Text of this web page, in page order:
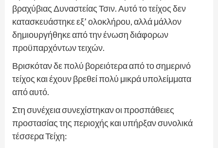
βραχύβιας Δυναστείας Τσιν. Αυτό το τείχος δεν
κατασκευάστηκε εξ’ ολοκλήρου, αλλά μάλλον
δημιουργήθηκε από την ένωση διάφορων
προϋπαρχόντων τειχών.
Βρισκόταν δε πολύ βορειότερα από το σημερινό
τείχος και έχουν βρεθεί πολύ μικρά υπολείμματα
από αυτό.
Στη συνέχεια συνεχίστηκαν οι προσπάθειες
προστασίας της περιοχής και υπήρξαν συνολικά
τέσσερα Τείχη: